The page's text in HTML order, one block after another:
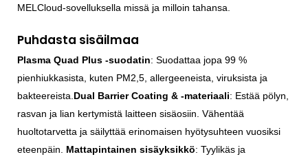
MELCloud-sovelluksella missä ja milloin tahansa.
Puhdasta sisäilmaa
Plasma Quad Plus -suodatin: Suodattaa jopa 99 %
pienhiukkasista, kuten PM2,5, allergeeneista, viruksista ja
bakteereista. Dual Barrier Coating & -materiaali: Estää pölyn,
rasvan ja lian kertymistä laitteen sisäosiin. Vähentää
huoltotarvetta ja säilyttää erinomaisen hyötysuhteen vuosiksi
eteenpäin. Mattapintainen sisäyksikkö: Tyylikäs ja